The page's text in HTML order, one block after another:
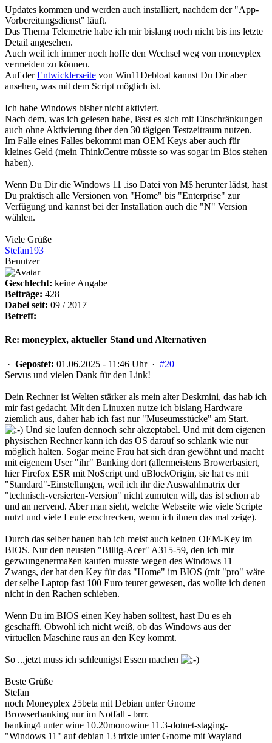
Updates kommen und werden auch installiert, nachdem der "App-
Vorbereitungsdienst" läuft.
Das Thema Telemetrie habe ich mir bislang noch nicht bis ins letzte
Detail angesehen.
Auch weil ich immer noch hoffe den Wechsel weg von moneyplex
vermeiden zu können.
Auf derEntwicklerseite von Win11Debloat kannst Du Dir aber
ansehen, was mit dem Script möglich ist.
Ich habe Windows bisher nicht aktiviert.
Nach dem, was ich gelesen habe, lässt es sich mit Einschränkungen
auch ohne Aktivierung über den 30 tägigen Testzeitraum nutzen.
Im Falle eines Falles bekommt man OEM Keys aber auch für
kleines Geld (mein ThinkCentre müsste so was sogar im Bios stehen
haben).
Wenn Du Dir die Windows 11 .iso Datei von M$ herunter lädst, hast
Du praktisch alle Versionen von "Home" bis "Enterprise" zur
Verfügung und kannst bei der Installation auch die "N" Version
wählen.
Viele Grüße
Stefan193
Benutzer
Geschlecht: keine Angabe
Beiträge: 428
Dabei seit: 09 / 2017
Betreff:
Re: moneyplex, aktueller Stand und Alternativen
· Gepostet: 01.06.2025 - 11:46 Uhr · #20
Servus und vielen Dank für den Link!
Dein Rechner ist Welten stärker als mein alter Deskmini, das hab ich
mir fast gedacht. Mit den Linuxen nutze ich bislang Hardware
ziemlich aus, daher hab ich fast nur "Museumsstücke" am Start.
Und sie laufen dennoch sehr akzeptabel. Und mit dem eigenen
physischen Rechner kann ich das OS darauf so schlank wie nur
möglich halten. Sogar meine Frau hat sich dran gewöhnt und macht
mit eigenem User "ihr" Banking dort (allermeistens Browerbasiert,
hier Firefox ESR mit NoScript und uBlockOrigin, sie hat es mit
"Standard"-Einstellungen, weil ich ihr die Auswahlmatrix der
"technisch-versierten-Version" nicht zumuten will, das ist schon ab
und an nervend. Aber man sieht, welche Webseite wie viele Scripte
nutzt und viele Leute erschrecken, wenn ich ihnen das mal zeige).
Durch das selber bauen hab ich meist auch keinen OEM-Key im
BIOS. Nur den neusten "Billig-Acer" A315-59, den ich mir
gezwungenermaßen kaufen musste wegen des Windows 11
Zwangs, der hat den Key für das "Home" im BIOS (mit "pro" wäre
der selbe Laptop fast 100 Euro teurer gewesen, das wollte ich denen
nicht in den Rachen schieben.
Wenn Du im BIOS einen Key haben solltest, hast Du es eh
geschafft. Obwohl ich nicht weiß, ob das Windows aus der
virtuellen Maschine raus an den Key kommt.
So ...jetzt muss ich schleunigst Essen machen
Beste Grüße
Stefan
noch Moneyplex 25beta mit Debian unter Gnome
Browserbanking nur im Notfall - brrr.
banking4 unterwine 10.20monowine 11.3-dotnet-staging-
"Windows 11" auf debian 13 trixie unter Gnome mit Wayland